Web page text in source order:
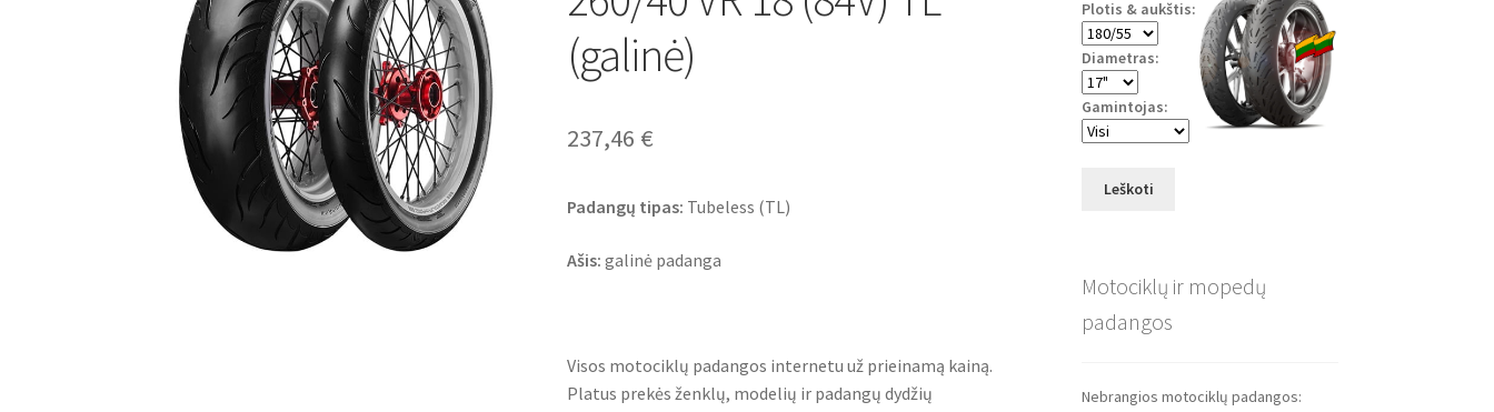
(galinė)
237,46 €
Padangų tipas: Tubeless (TL)
Ašis: galinė padanga
Visos motociklų padangos internetu už prieinamą kainą.
Platus prekės ženklų, modelių ir padangų dydžių
Plotis & aukštis:
Diametras:
Gamintojas:
Leškoti
Motociklų ir mopedų
padangos
Nebrangios motociklų padangos: